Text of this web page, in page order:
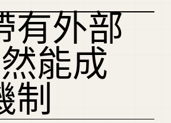
有外部
能成
制